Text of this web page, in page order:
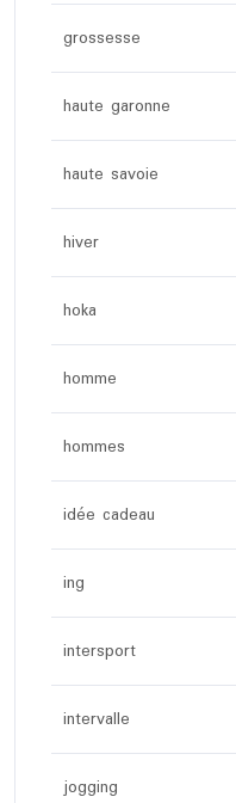
grossesse
haute garonne
haute savoie
hiver
hoka
homme
hommes
idée cadeau
ing
intersport
intervalle
jogging